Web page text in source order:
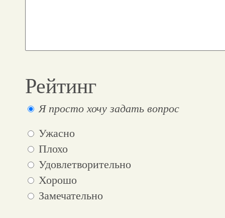
Рейтинг
Я просто хочу задать вопрос
Ужасно
Плохо
Удовлетворительно
Хорошо
Замечательно